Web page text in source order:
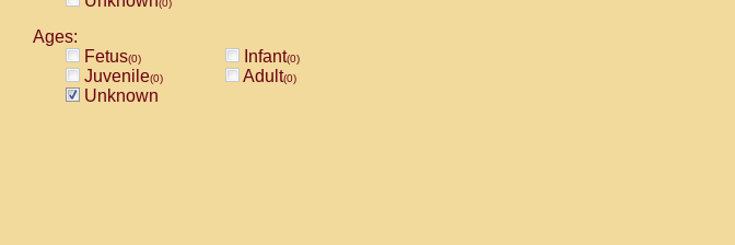
(0)
Ages:
Fetus(0) Infant(0)
Juvenile(0) Adult(0)
Unknown